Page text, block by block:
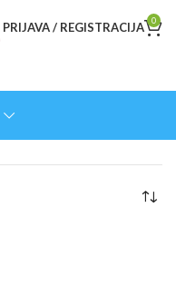
PRIJAVA / REGISTRACIJA 0